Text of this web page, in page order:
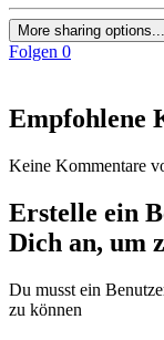
More sharing options...
Folgen 0
Empfohlene
Keine Kommentare
Erstelle ein
Dich an, um
Du musst ein
zu können